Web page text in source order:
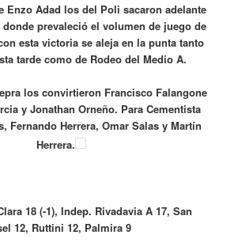
Enzo Adad los del Poli sacaron adelante
prevaleció el volumen de juego de
esta victoria se aleja en la punta tanto
tarde como de Rodeo del Medio A.
los convirtieron Francisco Falangone
y Jonathan Orneño. Para Cementista
Fernando Herrera, Omar Salas y Martín
Herrera.
18 (-1), Indep. Rivadavia A 17, San
12, Ruttini 12, Palmira 9